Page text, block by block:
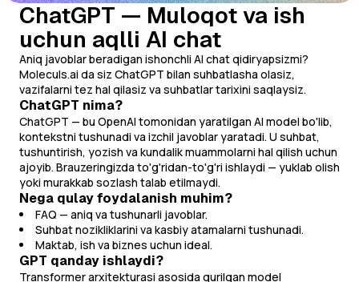
ChatGPT — Muloqot va ish
uchun aqlli AI chat
Aniq javoblar beradigan ishonchli AI chat qidiryapsizmi?
Moleculs.ai da siz ChatGPT bilan suhbatlasha olasiz,
vazifalarni tez hal qilasiz va suhbatlar tarixini saqlaysiz.
ChatGPT nima?
ChatGPT — bu OpenAI tomonidan yaratilgan AI model bo'lib,
kontekstni tushunadi va izchil javoblar yaratadi. U suhbat,
tushuntirish, yozish va kundalik muammolarni hal qilish uchun
ajoyib. Brauzeringizda to'g'ridan-to'g'ri ishlaydi — yuklab olish
yoki murakkab sozlash talab etilmaydi.
Nega qulay foydalanish muhim?
FAQ — aniq va tushunarli javoblar.
Suhbat nozikliklarini va kasbiy atamalarni tushunadi.
Maktab, ish va biznes uchun ideal.
GPT qanday ishlaydi?
Transformer arxitekturasi asosida qurilgan model